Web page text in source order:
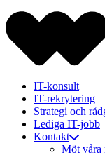
IT-konsult
IT-rekrytering
Strategi och
Lediga IT-jobb
Kontakt
Möt våra